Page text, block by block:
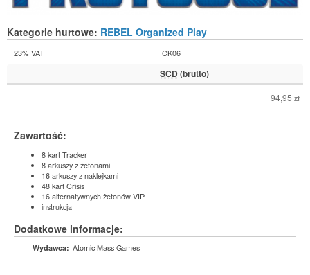
Kategorie hurtowe: REBEL Organized Play
23% VAT CK06
SCD (brutto)
94,95 zł
Zawartość:
8 kart Tracker
8 arkuszy z żetonami
16 arkuszy z naklejkami
48 kart Crisis
16 alternatywnych żetonów VIP
instrukcja
Dodatkowe informacje:
Wydawca: Atomic Mass Games